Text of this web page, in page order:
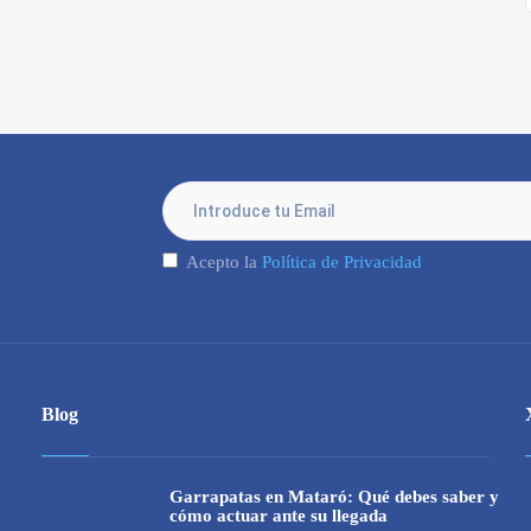
Acepto la Política de Privacidad
Blog
Garrapatas en Mataró: Qué debes saber y
cómo actuar ante su llegada